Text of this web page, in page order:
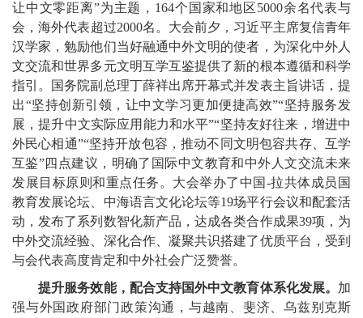
让中文零距离”为主题，164个国家和地区5000余名代表与
会，海外代表超过2000名。大会前夕，习近平主席复信青年
汉学家，勉励他们当好融通中外文明的使者，为深化中外人
文交流和世界多元文明互学互鉴提供了新的根本遵循和科学
指引。国务院副总理丁薛祥出席开幕式并发表主旨讲话，提
出“坚持创新引领，让中文学习更加便捷高效”“坚持服务发
展，提升中文实际应用能力和水平”“坚持友好往来，增进中
外民心相通”“坚持开放包容，推动不同文明包容共存、互学
互鉴”四点建议，明确了国际中文教育和中外人文交流未来
发展目标原则和重点任务。大会举办了中国-拉共体成员国
教育发展论坛、中海语言文化论坛等19场平行会议和配套活
动，发布了系列数智化新产品，达成各类合作成果39项，为
中外交流经验、深化合作、凝聚共识搭建了优质平台，受到
与会代表高度肯定和中外社会广泛赞誉。
提升服务效能，配合支持国外中文教育体系化发展。 加
强与外国政府部门政策沟通，与越南、斐济、乌兹别克斯